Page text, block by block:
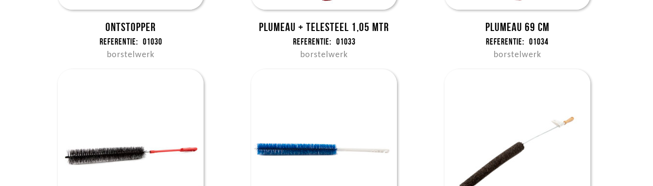
Ontstopper
Referentie: 01030
borstelwerk
Plumeau + telesteel 1,05 mtr
Referentie: 01033
borstelwerk
Plumeau 69 cm
Referentie: 01034
borstelwerk